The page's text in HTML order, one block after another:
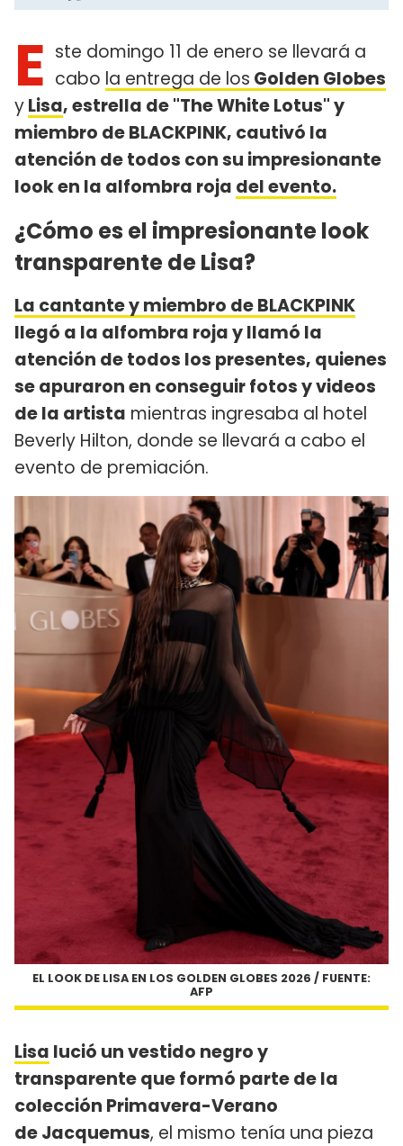
E ste domingo 11 de enero se llevará a
cabo la entrega de los Golden Globes
yLisa, estrella de "The White Lotus" y
miembro de BLACKPINK, cautivó la
atención de todos con su impresionante
look en la alfombra roja del evento.
¿Cómo es el impresionante look
transparente de Lisa?
La cantante y miembro de BLACKPINK
llegó a la alfombra roja y llamó la
atención de todos los presentes, quienes
se apuraron en conseguir fotos y videos
de la artista mientras ingresaba al hotel
Beverly Hilton, donde se llevará a cabo el
evento de premiación.
EL LOOK DE LISA EN LOS GOLDEN GLOBES 2026 / FUENTE:
AFP
Lisa lució un vestido negro y
transparente que formó parte de la
colección Primavera-Verano
de Jacquemus, el mismo tenía una pieza